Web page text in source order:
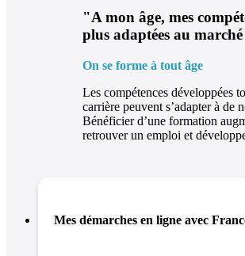
"A mon âge, mes
plus adaptées au
On se forme à tout âge
Les compétences développées
carrière peuvent s’adapter à de
Bénéficier d’une formation
retrouver un emploi et
Mes démarches en ligne avec